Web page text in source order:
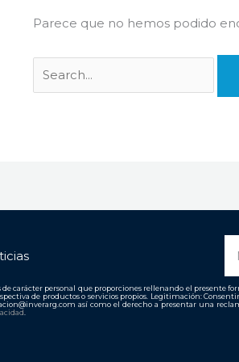
Parece que no hemos podido
carácter personal que proporciones rellenando el presente
de productos o servicios propios. Legitimación:
así como el derecho a presentar una
.